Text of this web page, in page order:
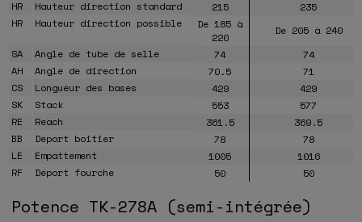
HR
Hauteur direction standard 215
235
HR
Hauteur direction possible
De 185 à
220
De 205 à 240
SA
Angle de tube de selle 74
74
AH
Angle de direction 70.5
71
CS
Longueur des bases 429
429
SK
Stack 553
577
RE
Reach 361.5
369.5
BB
Déport boitier 78
78
LE
Empattement 1005
1016
RF
Déport fourche 50 50
Potence TK-278A (semi-intégrée)